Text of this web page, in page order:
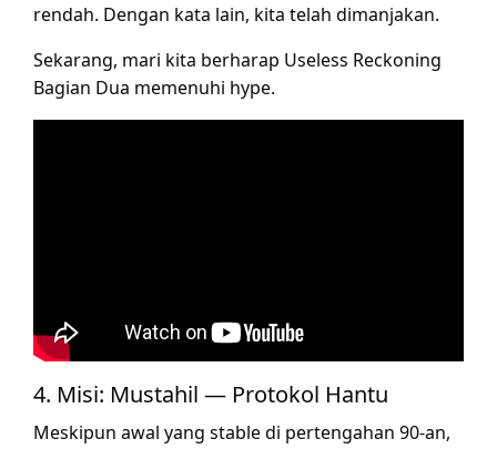
rendah. Dengan kata lain, kita telah dimanjakan.
Sekarang, mari kita berharap Useless Reckoning
Bagian Dua memenuhi hype.
4. Misi: Mustahil — Protokol Hantu
Meskipun awal yang stable di pertengahan 90-an,